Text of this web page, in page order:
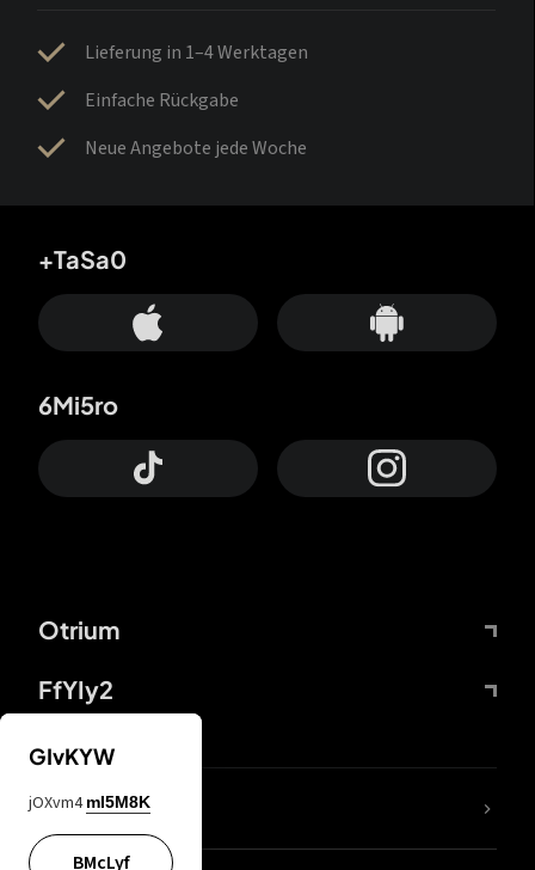
Lieferung in 1–4 Werktagen
Einfache Rückgabe
Neue Angebote jede Woche
Otrium
FfYIy2
+TaSa0
6Mi5ro
DDcvSo
GIvKYW
jOXvm4 mI5M8K
BMcLyf